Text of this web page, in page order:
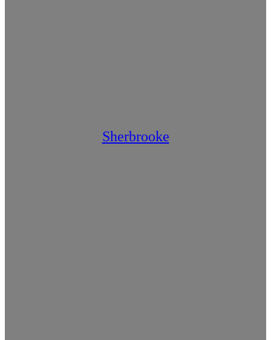
Sherbrooke